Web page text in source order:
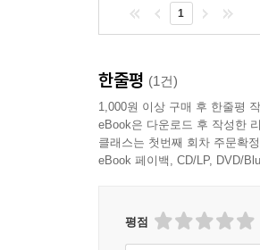
1
한줄평 (1건)
1,000원 이상 구매 후 한줄평
eBook은 다운로드 후 작성한
클래스는 첫번째 회차 주문확
eBook 페이백, CD/LP, DVD/
평점